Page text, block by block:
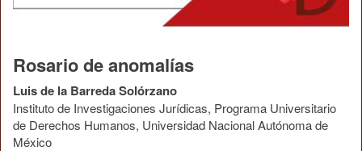
Rosario de anomalías
Luis de la Barreda Solórzano
Instituto de Investigaciones Jurídicas, Programa Universitario
de Derechos Humanos, Universidad Nacional Autónoma de
México